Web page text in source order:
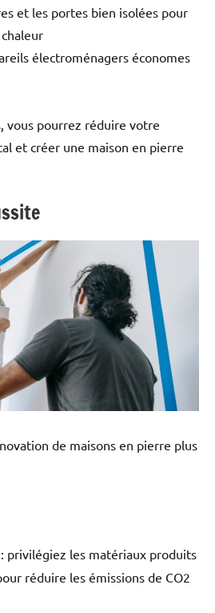
et les portes bien isolées pour
électroménagers économes
vous pourrez réduire votre
et créer une maison en pierre
de maisons en pierre plus
: privilégiez les matériaux produits
réduire les émissions de CO2